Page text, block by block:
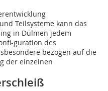
Teilsysteme kann das
in Dülmen jedem
guration des
bezogen auf die
der einzelnen